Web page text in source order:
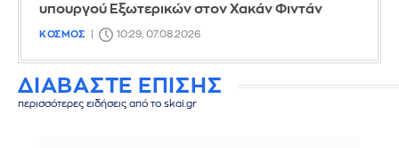
υπουργού Εξωτερικών στον Χακάν Φιντάν
ΚΟΣΜΟΣ 10:29, 07.08.2026
ΔΙΑΒΑΣΤΕ ΕΠΙΣΗΣ
περισσότερες ειδήσεις από το skai.gr